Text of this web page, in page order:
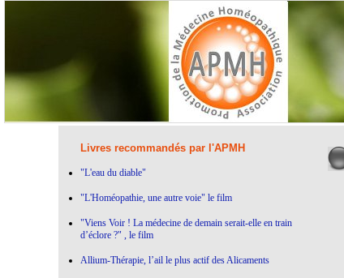
Livres recommandés par l'APMH
"L'eau du diable"
"L'Homéopathie, une autre voie" le film
"Viens Voir ! La médecine de demain serait-elle en train
d’éclore ?" , le film
Allium-Thérapie, l’ail le plus actif des Alicaments